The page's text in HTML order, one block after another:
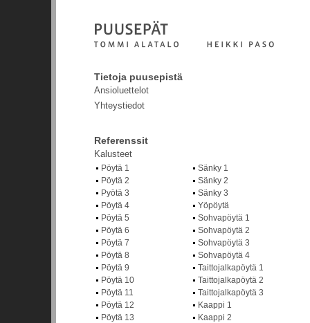
Tietoja puusepistä
Ansioluettelot
Yhteystiedot
Referenssit
Kalusteet
Pöytä 1
Sänky 1
Pöytä 2
Sänky 2
Pyötä 3
Sänky 3
Pöytä 4
Yöpöytä
Pöytä 5
Sohvapöytä 1
Pöytä 6
Sohvapöytä 2
Pöytä 7
Sohvapöytä 3
Pöytä 8
Sohvapöytä 4
Pöytä 9
Taittojalkapöytä 1
Pöytä 10
Taittojalkapöytä 2
Pöytä 11
Taittojalkapöytä 3
Pöytä 12
Kaappi 1
Pöytä 13
Kaappi 2